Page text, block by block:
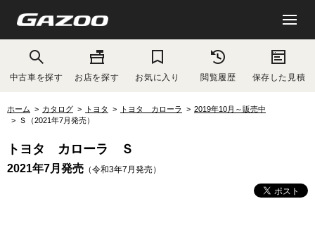
中古車を探す お店を探す お気に入り 閲覧履歴 保存した見積
ホーム カタログ トヨタ トヨタ カローラ
2019年10月～販売中
Ｓ（2021年7月発売）
トヨタ カローラ Ｓ
2021年7月発売 （令和3年7月発売）